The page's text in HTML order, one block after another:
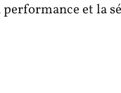
et la